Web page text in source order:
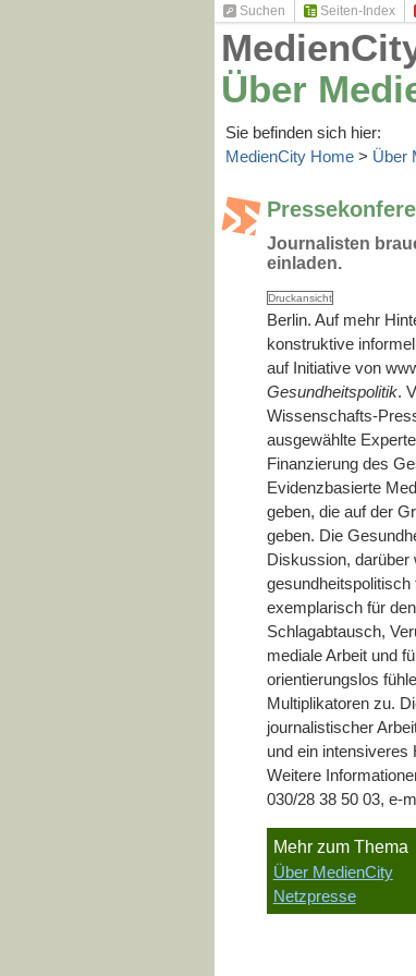
Über
Sie befinden sich hier:
MedienCity Home > Über
Journalisten
einladen.
Druckansicht
Berlin. Auf mehr
konstruktive
auf Initiative von
Gesundheitspolitik.
Wissenschafts-
ausgewählte
Finanzierung des
Evidenzbasierte
geben, die auf der
geben. Die
Diskussion, darüber
gesundheitspolitisch
exemplarisch für
Schlagabtausch,
mediale Arbeit und
orientierungslos
Multiplikatoren zu.
journalistischer
und ein intensiveres
Weitere
030/28 38 50 03, e-
Mehr zum Thema
Über MedienCity
Netzpresse
Suchen Seiten-Index